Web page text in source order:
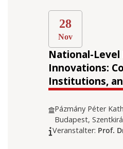
28
Nov
National-Level
Innovations:
Institutions,
Democratic
Pázmány Péter
Budapest,
Veranstalter: Prof.